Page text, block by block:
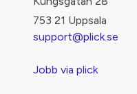
753 21 Uppsala
support@plick.se
Jobb via plick